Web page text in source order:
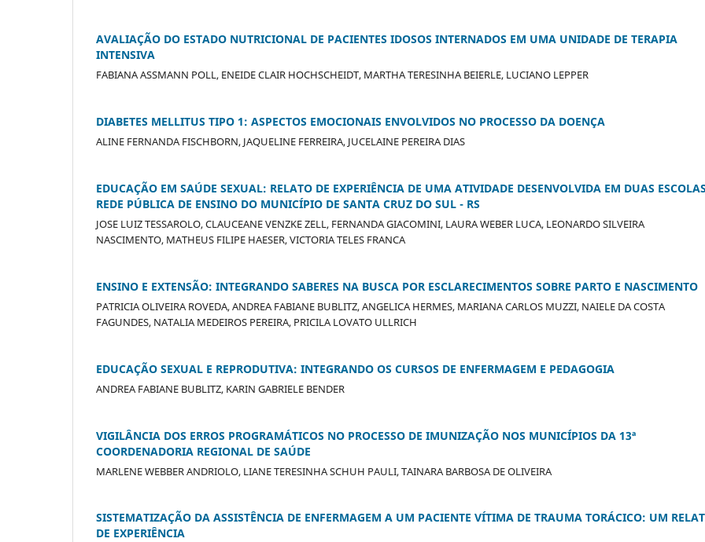
AVALIAÇÃO DO ESTADO NUTRICIONAL DE PACIENTES IDOSOS INTERNADOS EM UMA UNIDADE DE TERAPIA
INTENSIVA
FABIANA ASSMANN POLL, ENEIDE CLAIR HOCHSCHEIDT, MARTHA TERESINHA BEIERLE, LUCIANO LEPPER
DIABETES MELLITUS TIPO 1: ASPECTOS EMOCIONAIS ENVOLVIDOS NO PROCESSO DA DOENÇA
ALINE FERNANDA FISCHBORN, JAQUELINE FERREIRA, JUCELAINE PEREIRA DIAS
EDUCAÇÃO EM SAÚDE SEXUAL: RELATO DE EXPERIÊNCIA DE UMA ATIVIDADE DESENVOLVIDA EM DUAS
REDE PÚBLICA DE ENSINO DO MUNICÍPIO DE SANTA CRUZ DO SUL - RS
JOSE LUIZ TESSAROLO, CLAUCEANE VENZKE ZELL, FERNANDA GIACOMINI, LAURA WEBER LUCA, LEONARDO SILVEIRA
NASCIMENTO, MATHEUS FILIPE HAESER, VICTORIA TELES FRANCA
ENSINO E EXTENSÃO: INTEGRANDO SABERES NA BUSCA POR ESCLARECIMENTOS SOBRE PARTO E NASCIMENTO
PATRICIA OLIVEIRA ROVEDA, ANDREA FABIANE BUBLITZ, ANGELICA HERMES, MARIANA CARLOS MUZZI, NAIELE DA COSTA
FAGUNDES, NATALIA MEDEIROS PEREIRA, PRICILA LOVATO ULLRICH
EDUCAÇÃO SEXUAL E REPRODUTIVA: INTEGRANDO OS CURSOS DE ENFERMAGEM E PEDAGOGIA
ANDREA FABIANE BUBLITZ, KARIN GABRIELE BENDER
VIGILÂNCIA DOS ERROS PROGRAMÁTICOS NO PROCESSO DE IMUNIZAÇÃO NOS MUNICÍPIOS DA 13ª
COORDENADORIA REGIONAL DE SAÚDE
MARLENE WEBBER ANDRIOLO, LIANE TERESINHA SCHUH PAULI, TAINARA BARBOSA DE OLIVEIRA
SISTEMATIZAÇÃO DA ASSISTÊNCIA DE ENFERMAGEM A UM PACIENTE VÍTIMA DE TRAUMA TORÁCICO: UM
DE EXPERIÊNCIA